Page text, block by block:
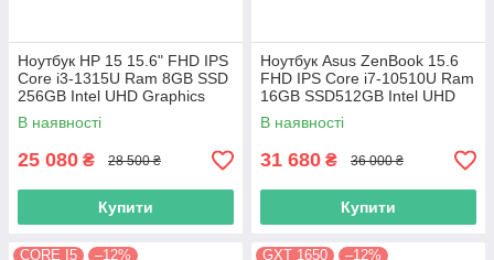
Ноутбук HP 15 15.6" FHD IPS
Сore i3-1315U Ram 8GB SSD
256GB Intel UHD Graphics
В наявності
25 080 ₴ 28 500 ₴
Купити
Ноутбук Asus ZenBook 15.6
FHD IPS Core i7-10510U Ram
16GB SSD512GB Intel UHD
Graphics
В наявності
31 680 ₴ 36 000 ₴
Купити
CORE I5 –12% GXT 1650 –12%